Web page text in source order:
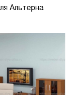
Альтерна